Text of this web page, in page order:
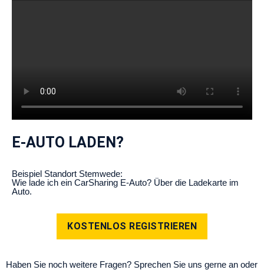
E-AUTO LADEN?
Beispiel Standort Stemwede:
Wie lade ich ein CarSharing E-Auto? Über die Ladekarte im
Auto.
KOSTENLOS REGISTRIEREN
Haben Sie noch weitere Fragen? Sprechen Sie uns gerne an oder